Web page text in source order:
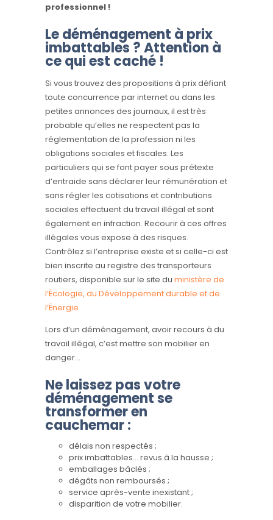
professionnel !
Le déménagement à prix
imbattables ?Attention à
ce qui est caché !
Si vous trouvez des propositions à prix défiant
toute concurrence par internet ou dans les
petites annonces des journaux, il est très
probable qu’elles ne respectent pas la
réglementation de la profession ni les
obligations sociales et fiscales. Les
particuliers qui se font payer sous prétexte
d’entraide sans déclarer leur rémunération et
sans régler les cotisations et contributions
sociales effectuent du travail illégal et sont
également en infraction. Recourir à ces offres
illégales vous expose à des risques.
Contrôlez si l’entreprise existe et si celle-ci est
bien inscrite au registre des transporteurs
routiers, disponible sur le site du ministère de
l’Écologie, du Développement durable et de
l’Énergie
Lors d’un déménagement, avoir recours à du
travail illégal, c’est mettre son mobilier en
danger…
Ne laissez pas votre
déménagement se
transformer en
cauchemar:
délais non respectés ;
prix imbattables… revus à la hausse ;
emballages bâclés ;
dégâts non remboursés ;
service après-vente inexistant ;
disparition de votre mobilier.